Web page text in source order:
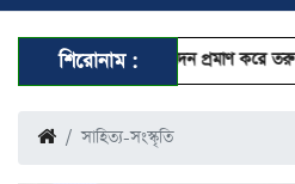
শিরোনাম :
প্রমাণ করে তরুণ সমাজ ‘সবুজ
সাহিত্য-সংস্কৃতি